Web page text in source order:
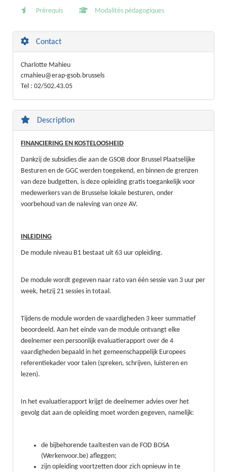
Prérequis Modalités pédagogiques
Contact
Charlotte Mahieu
cmahieu@erap-gsob.brussels
Tel : 02/502.43.05
Description
FINANCIERING EN KOSTELOOSHEID
Dankzij de subsidies die aan de GSOB door Brussel Plaatselijke
Besturen en de GGC werden toegekend, en binnen de grenzen
van deze budgetten, is deze opleiding gratis toegankelijk voor
medewerkers van de Brusselse lokale besturen, onder
voorbehoud van de naleving van onze AV.
INLEIDING
De module niveau B1 bestaat uit 63 uur opleiding.
De module wordt gegeven naar rato van één sessie van 3 uur per
week, hetzij 21 sessies in totaal.
Tijdens de module worden de vaardigheden 3 keer summatief
beoordeeld. Aan het einde van de module ontvangt elke
deelnemer een persoonlijk evaluatierapport over de 4
vaardigheden bepaald in het gemeenschappelijk Europees
referentiekader voor talen (spreken, schrijven, luisteren en
lezen).
In het evaluatierapport krijgt de deelnemer advies over het
gevolg dat aan de opleiding moet worden gegeven, namelijk:
de bijbehorende taaltesten van de FOD BOSA
(Werkenvoor.be) afleggen;
zijn opleiding voortzetten door zich opnieuw in te